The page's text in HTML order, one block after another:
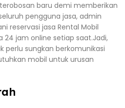
baru demi memberikan
pengguna jasa, admin
reservasi jasa Rental Mobil
24 jam online setiap saat.Jadi,
perlu sungkan berkomunikasi
mobil untuk urusan